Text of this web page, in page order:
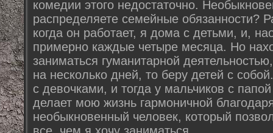
комедии этого недостаточно.
распределяете семейные обязанности?
когда он работает, я дома с детьми, и,
примерно каждые четыре месяца. Но
заниматься гуманитарной
на несколько дней, то беру детей с
с девочками, и тогда у мальчиков с
делает мою жизнь гармоничной
необыкновенный человек, который